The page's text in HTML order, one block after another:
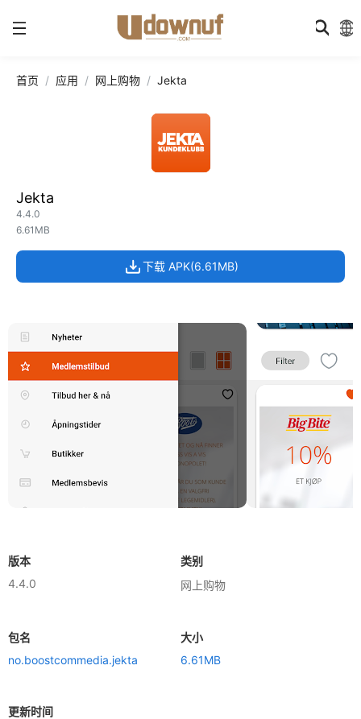
首页 应用 网上购物 Jekta
Jekta
4.4.0
6.61MB
下载 APK(6.61MB)
版本
4.4.0
类别
网上购物
包名
no.boostcommedia.jekta
大小
6.61MB
更新时间